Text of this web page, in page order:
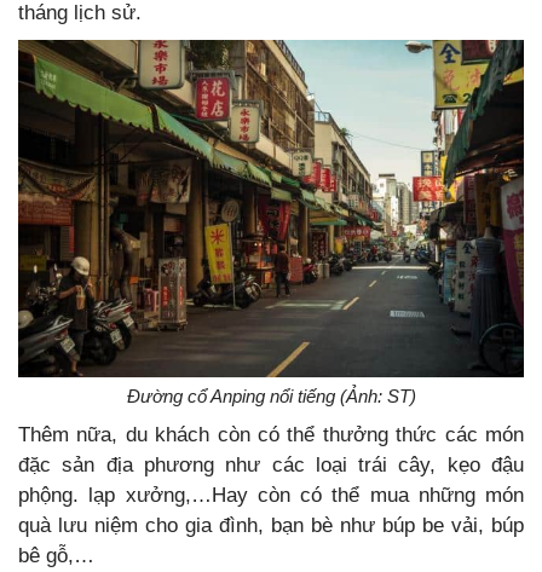
tháng lịch sử.
Đường cổ Anping nổi tiếng (Ảnh: ST)
Thêm nữa, du khách còn có thể thưởng thức các món
đặc sản địa phương như các loại trái cây, kẹo đậu
phộng. lạp xưởng,…Hay còn có thể mua những món
quà lưu niệm cho gia đình, bạn bè như búp be vải, búp
bê gỗ,…